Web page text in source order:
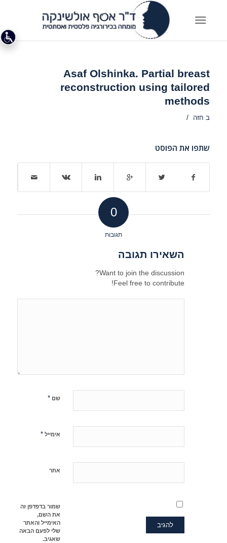
Asaf Olshinka. Partial breast
reconstruction using tailored
methods
ב חזה /
שתפו את הפוסט
0
תגובות
השאירו תגובה
Want to join the discussion?
Feel free to contribute!
שם *
אימייל *
אתר
שמור בדפדפן זה
את השם,
האימייל והאתר
שלי לפעם הבאה
שאגיב.